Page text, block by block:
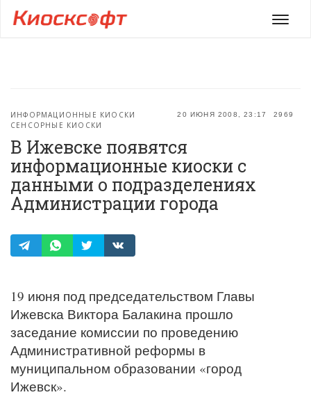
Меню
20 ИЮНЯ 2008, 23:17 2969
ИНФОРМАЦИОННЫЕ КИОСКИ
СЕНСОРНЫЕ КИОСКИ
В Ижевске появятся
информационные киоски с
данными о подразделениях
Администрации города
19 июня под председательством Главы
Ижевска Виктора Балакина прошло
заседание комиссии по проведению
Административной реформы в
муниципальном образовании «город
Ижевск».